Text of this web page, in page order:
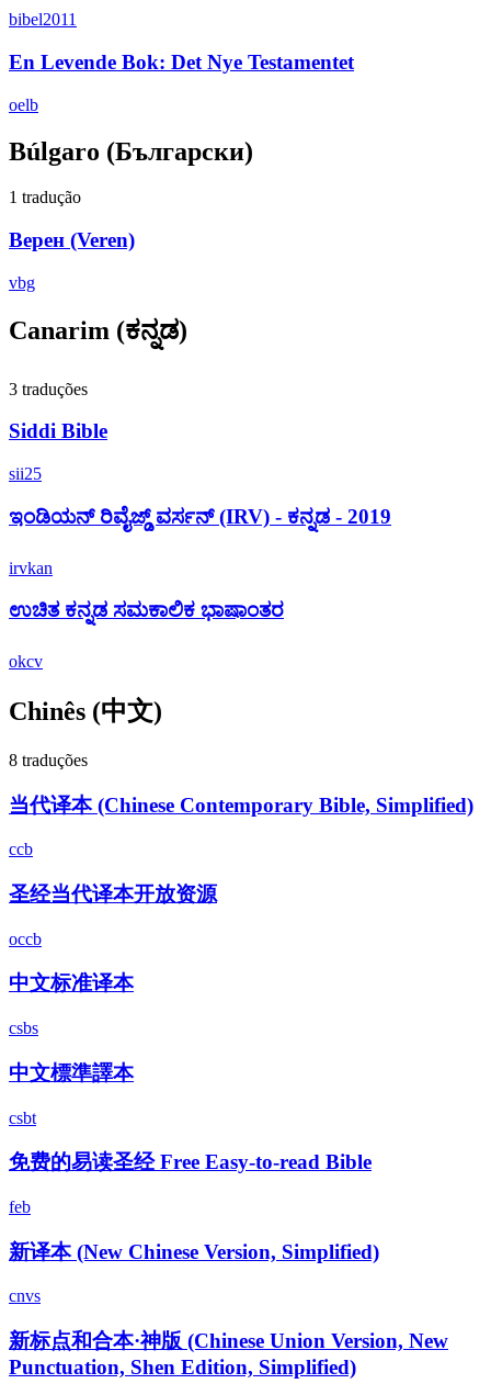
bibel2011
En Levende Bok: Det Nye Testamentet
oelb
Búlgaro (Български)
1 tradução
Верен (Veren)
vbg
Canarim (ಕನ್ನಡ)
3 traduções
Siddi Bible
sii25
ಇಂಡಿಯನ್ ರಿವೈಜ್ಡ್ ವರ್ಸನ್ (IRV) - ಕನ್ನಡ - 2019
irvkan
ಉಚಿತ ಕನ್ನಡ ಸಮಕಾಲಿಕ ಭಾಷಾಂತರ
okcv
Chinês (中文)
8 traduções
当代译本 (Chinese Contemporary Bible, Simplified)
ccb
圣经当代译本开放资源
occb
中文标准译本
csbs
中文標準譯本
csbt
免费的易读圣经 Free Easy-to-read Bible
feb
新译本 (New Chinese Version, Simplified)
cnvs
新标点和合本·神版 (Chinese Union Version, New
Punctuation, Shen Edition, Simplified)